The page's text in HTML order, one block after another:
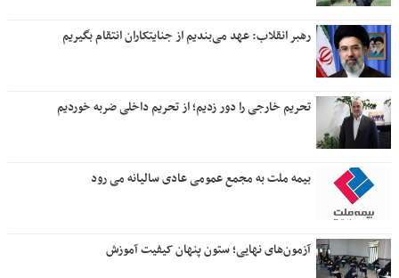
رهبر انقلاب: عهد می‌بندیم از جنایتکاران انتقام بگیریم
تحریم خارجی را دور زدیم؛ از تحریم داخلی ضربه خوردیم
بیمه ملت به مجمع عمومی عادی سالیانه می رود
آزمون‌های نهایی؛ ستون پنهان کیفیت آموزش